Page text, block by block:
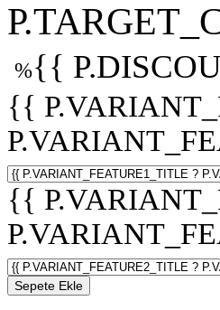
%{{
{{
{{
Sepete Ekle